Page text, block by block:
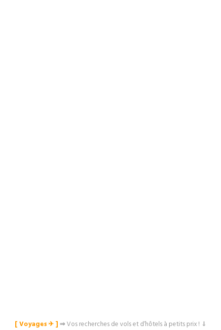
[ Voyages ✈︎ ]⇒Vos recherches de vols et d’hôtels à petits prix ! ⇓